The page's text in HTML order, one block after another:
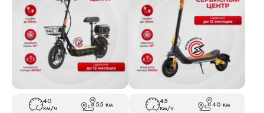
40
км/ч 55 км 45
км/ч 40 км